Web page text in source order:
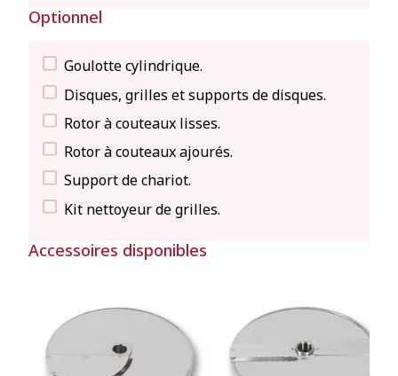
Optionnel
Goulotte cylindrique.
Disques, grilles et supports de disques.
Rotor à couteaux lisses.
Rotor à couteaux ajourés.
Support de chariot.
Kit nettoyeur de grilles.
Accessoires disponibles